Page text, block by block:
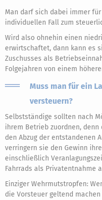
Man darf sich dabei immer
individuellen Fall zum
Wird also ohnehin einen
erwirtschaftet, dann kann es
Zuschusses als
Folgejahren von einem
Muss man für ein
versteuern?
Selbstständige sollten nach
ihrem Betrieb zuordnen,
den Abzug der entstandenen
verringern sie den Gewinn
einschließlich
Fahrrads als Privatentnahme
Einziger Wehrmutstropfen:
die Vorsteuer geltend